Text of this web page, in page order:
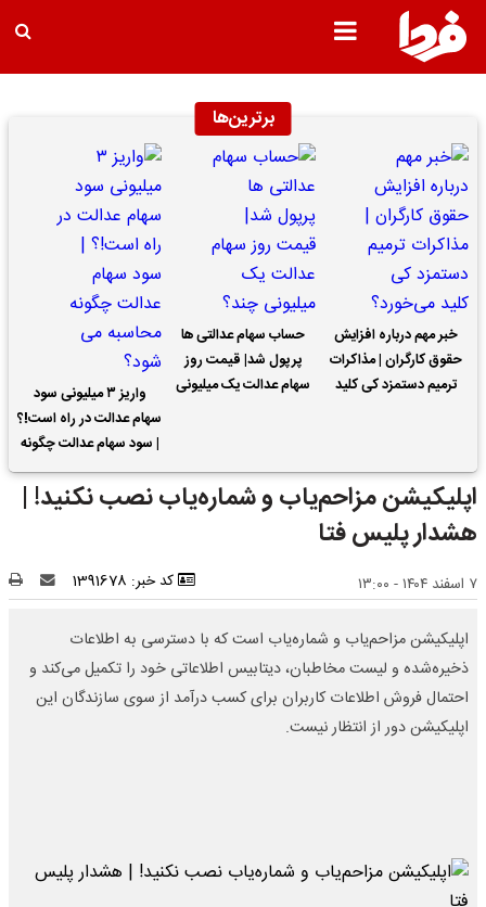
برترین‌ها
خبر مهم درباره افزایش
حقوق کارگران | مذاکرات
ترمیم دستمزد کی کلید
حساب سهام عدالتی ها
پرپول شد| قیمت روز
سهام عدالت یک میلیونی
واریز ۳ میلیونی سود
سهام عدالت در راه است!؟
| سود سهام عدالت چگونه
محاسبه می شود؟
اپلیکیشن مزاحم‌یاب و شماره‌یاب نصب نکنید! |
هشدار پلیس فتا
۷ اسفند ۱۴۰۴ - ۱۳:۰۰ کد خبر: 1391678
اپلیکیشن مزاحم‌یاب و شماره‌یاب است که با دسترسی به اطلاعات
ذخیره‌شده و لیست مخاطبان، دیتابیس اطلاعاتی خود را تکمیل می‌کند و
احتمال فروش اطلاعات کاربران برای کسب درآمد از سوی سازندگان این
اپلیکیشن دور از انتظار نیست.